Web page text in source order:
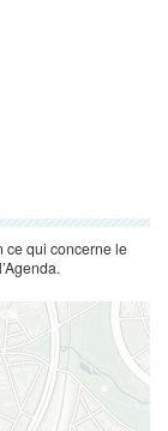
ce qui concerne le